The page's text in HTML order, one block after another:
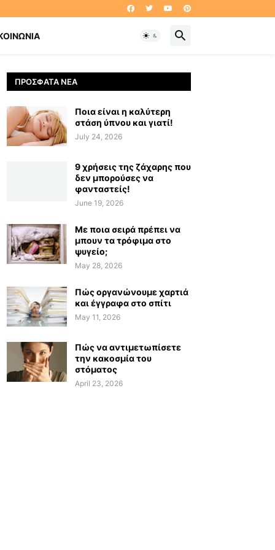
ΠΡΌΣΦΑΤΑ ΝΈΑ
Ποια είναι η καλύτερη
στάση ύπνου και γιατί!
July 24, 2026
9 χρήσεις της ζάχαρης που
δεν μπορούσες να
φανταστείς!
June 19, 2026
Με ποια σειρά πρέπει να
μπουν τα τρόφιμα στο
ψυγείο;
May 28, 2026
Πώς οργανώνουμε χαρτιά
και έγγραφα στο σπίτι
May 11, 2026
Πώς να αντιμετωπίσετε
την κακοσμία του
στόματος
April 23, 2026